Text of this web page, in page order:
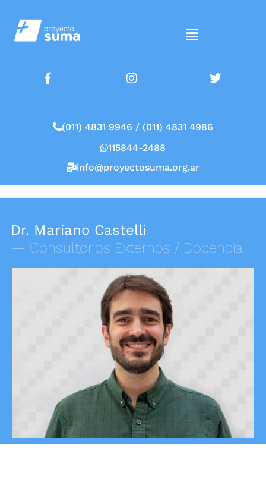
(011) 4831 9946 / (011) 4831 4986
115844-2488
info@proyectosuma.org.ar
Dr. Mariano Castelli
— Consultorios Externos / Docencia